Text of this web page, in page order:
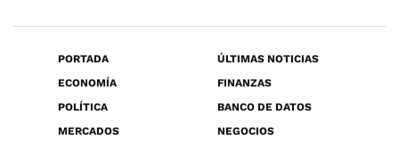
PORTADA
ÚLTIMAS NOTICIAS
ECONOMÍA
FINANZAS
POLÍTICA
BANCO DE DATOS
MERCADOS
NEGOCIOS